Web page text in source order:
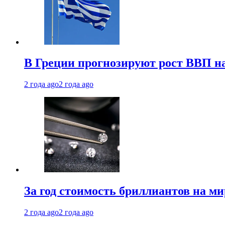
В Греции прогнозируют рост ВВП
2 года ago2 года ago
За год стоимость бриллиантов на
2 года ago2 года ago